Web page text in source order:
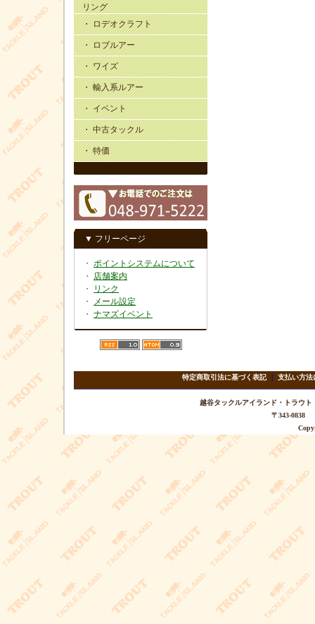
リング
・ ロデオクラフト
・ ロブルアー
・ ワイズ
・ 輸入系ルアー
・ イベント
・ 中古タックル
・ 特価
▼ フリーページ
・ ポイントシステムについて
・ 店舗案内
・
リンク
・
メール設定
・ ナマズイベント
特定商取引法に基づく表記｜ 支払い方法
越谷タックルアイランド・トラ
〒343-0838